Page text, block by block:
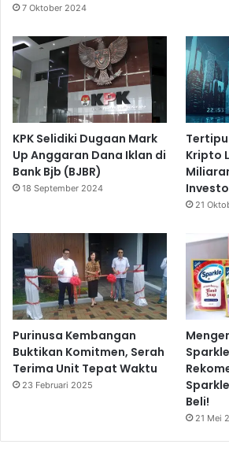
7 Oktober 2024
KPK Selidiki Dugaan Mark
Up Anggaran Dana Iklan di
Bank Bjb (BJBR)
18 September 2024
Kripto
21
Purinusa Kembangan
Buktikan Komitmen, Serah
Terima Unit Tepat Waktu
23 Februari 2025
Beli!
21 Mei